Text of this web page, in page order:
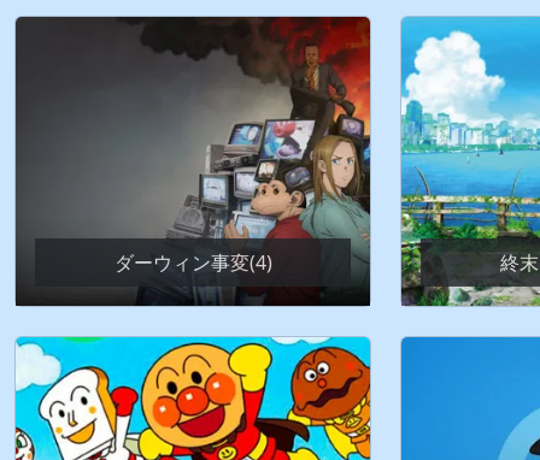
ダーウィン事変(4) 終